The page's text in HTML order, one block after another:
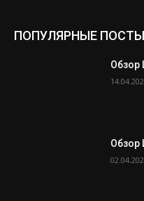
ПОПУЛЯРНЫЕ ПОСТЫ
Обзор
Обзор